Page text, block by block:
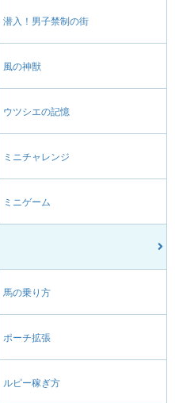
潜入！男子禁制の街
風の神獣
ウツシエの記憶
ミニチャレンジ
ミニゲーム
馬の乗り方
ポーチ拡張
ルピー稼ぎ方